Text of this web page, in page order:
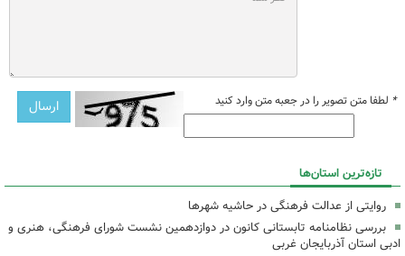
* لطفا متن تصویر را در جعبه متن وارد کنید
تازه‌ترین استان‌ها
روایتی از عدالت فرهنگی در حاشیه شهرها
بررسی نظامنامه تابستانی کانون در دوازدهمین نشست شورای فرهنگی، هنری و
ادبی استان آذربایجان غربی